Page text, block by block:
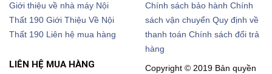
Giới thiệu về nhà máy Nội
Thất 190 Giới Thiệu Về Nội
Thất 190
Liên hệ mua hàng
Chính sách bảo hành Chính
sách vận chuyển Quy định về
thanh toán Chính sách đổi trả
hàng
LIÊN HỆ MUA HÀNG
Copyright © 2019 Bản quyền